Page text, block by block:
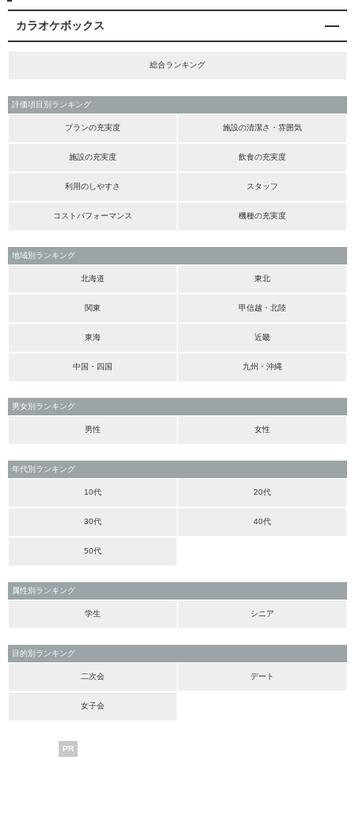
カラオケボックス
総合ランキング
評価項目別ランキング
プランの充実度 施設の清潔さ・雰囲気
施設の充実度 飲食の充実度
利用のしやすさ スタッフ
コストパフォーマンス 機種の充実度
地域別ランキング
北海道 東北
関東 甲信越・北陸
東海 近畿
中国・四国 九州・沖縄
男女別ランキング
男性 女性
年代別ランキング
10代 20代
30代 40代
50代
属性別ランキング
学生 シニア
目的別ランキング
二次会 デート
女子会
PR